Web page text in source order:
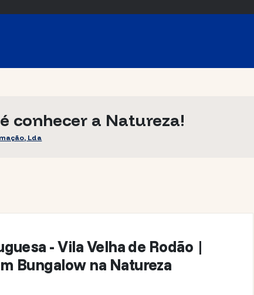
conhecer a Natureza!
Lda
- Vila Velha de Rodão |
Bungalow na Natureza